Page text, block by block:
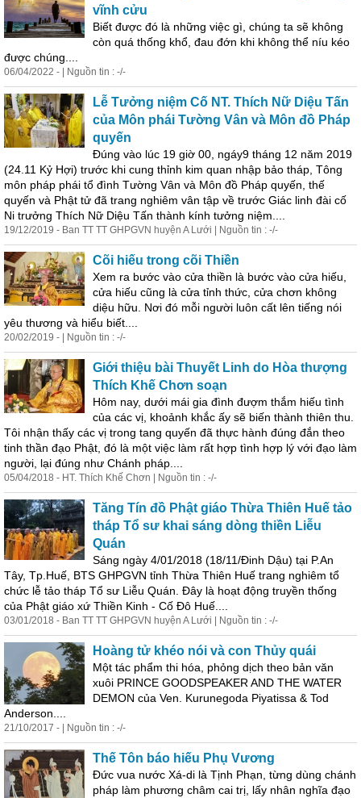
vĩnh cửu
Biết được đó là những việc gì, chúng ta sẽ không
còn quá thống khổ, đau đớn khi không thể níu kéo
được chúng....
06/04/2022 - | Nguồn tin : -/-
Lễ Tưởng niệm Cố NT. Thích Nữ Diệu Tấn
của Môn phái Tường Vân và Môn đồ Pháp
quyến
Đúng vào lúc 19 giờ 00, ngáy9 tháng 12 năm 2019
(24.11 Kỷ Hợi) trước khi cung thỉnh kim quan nhập bảo tháp, Tông
môn pháp phái tổ đình Tường Vân và Môn đồ Pháp quyến, thế
quyến và Phật tử đã trang nghiêm vân tập về trước Giác linh đài cố
Ni trưởng Thích Nữ Diệu Tấn thành kính tưởng niệm....
19/12/2019 - Ban TT TT GHPGVN huyện A Lưới | Nguồn tin : -/-
Cõi hiếu trong cõi Thiền
Xem ra bước vào cửa thiền là bước vào cửa hiếu,
cửa hiếu cũng là cửa tỉnh thức, cửa chơn không
diệu hữu. Nơi đó mỗi người luôn cất lên tiếng nói
yêu thương và hiểu biết....
20/02/2019 - | Nguồn tin : -/-
Giới thiệu bài Thuyết Linh do Hòa thượng
Thích Khế Chơn soạn
Hôm nay, dưới mái gia đình đượm thắm hiếu tình
của các vị, khoảnh khắc ấy sẽ biến thành thiên thu.
Tôi nhận thấy các vị trong tang quyến đã thực hành đúng đắn theo
tinh thần đạo Phật, đó là một việc làm rất hợp tình hợp lý với đạo làm
người, lại đúng như Chánh pháp....
05/04/2018 - HT. Thích Khế Chơn | Nguồn tin : -/-
Tăng Tín đồ Phật giáo Thừa Thiên Huế tảo
tháp Tổ sư khai sáng dòng thiền Liễu
Quán
Sáng ngày 4/01/2018 (18/11/Đinh Dậu) tại P.An
Tây, Tp.Huế, BTS GHPGVN tỉnh Thừa Thiên Huế trang nghiêm tổ
chức lễ tảo tháp Tổ sư Liễu Quán. Đây là hoạt động truyền thống
của Phật giáo xứ Thiền Kinh - Cố Đô Huế....
03/01/2018 - Ban TT TT GHPGVN huyện A Lưới | Nguồn tin : -/-
Hoàng tử khéo nói và con Thủy quái
Một tác phẩm thi hóa, phỏng dịch theo bản văn
xuôi PRINCE GOODSPEAKER AND THE WATER
DEMON của Ven. Kurunegoda Piyatissa & Tod
Anderson....
21/10/2017 - | Nguồn tin : -/-
Thế Tôn báo hiếu Phụ Vương
Đức vua nước Xá-di là Tịnh Phạn, từng dùng chánh
pháp làm phương châm cai trị, lấy nhân nghĩa đạo